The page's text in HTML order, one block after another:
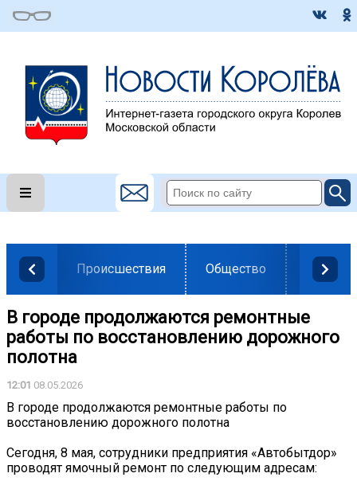
Происшествия Общество Власть
В городе продолжаются ремонтные
работы по восстановлению дорожного
полотна
12:01 08.05.2026
В городе продолжаются ремонтные работы по
восстановлению дорожного полотна
Сегодня, 8 мая, сотрудники предприятия «Автобытдор»
проводят ямочный ремонт по следующим адресам: